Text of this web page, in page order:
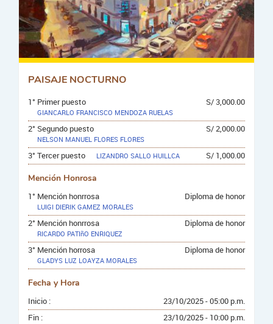
PAISAJE NOCTURNO
1° Primer puesto S/ 3,000.00
GIANCARLO FRANCISCO MENDOZA RUELAS
2° Segundo puesto S/ 2,000.00
NELSON MANUEL FLORES FLORES
3° Tercer puesto S/ 1,000.00
LIZANDRO SALLO HUILLCA
Mención Honrosa
1° Mención honrrosa Diploma de honor
LUIGI DIERIK GAMEZ MORALES
2° Mención honrrosa Diploma de honor
RICARDO PATIñO ENRIQUEZ
3° Mención horrosa Diploma de honor
GLADYS LUZ LOAYZA MORALES
Fecha y Hora
Inicio :
23/10/2025 - 05:00 p.m.
Fin :
23/10/2025 - 10:00 p.m.